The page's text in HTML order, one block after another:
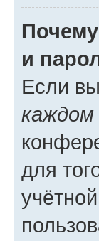
и
Если
для